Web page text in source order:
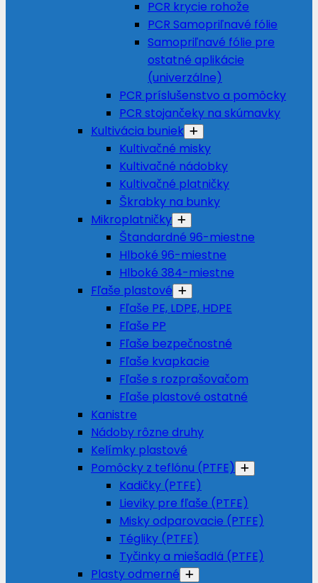
PCR krycie rohože
PCR Samopriľnavé fólie
Samopriľnavé fólie pre
ostatné aplikácie
(univerzálne)
PCR príslušenstvo a pomôcky
PCR stojančeky na skúmavky
Kultivácia buniek
Kultivačné misky
Kultivačné nádobky
Kultivačné platničky
Škrabky na bunky
Mikroplatničky
Štandardné 96-miestne
Hlboké 96-miestne
Hlboké 384-miestne
Fľaše plastové
Fľaše PE, LDPE, HDPE
Fľaše PP
Fľaše bezpečnostné
Fľaše kvapkacie
Fľaše s rozprašovačom
Fľaše plastové ostatné
Kanistre
Nádoby rôzne druhy
Kelímky plastové
Pomôcky z teflónu (PTFE)
Kadičky (PTFE)
Lieviky pre fľaše (PTFE)
Misky odparovacie (PTFE)
Tégliky (PTFE)
Tyčinky a miešadlá (PTFE)
Plasty odmerné